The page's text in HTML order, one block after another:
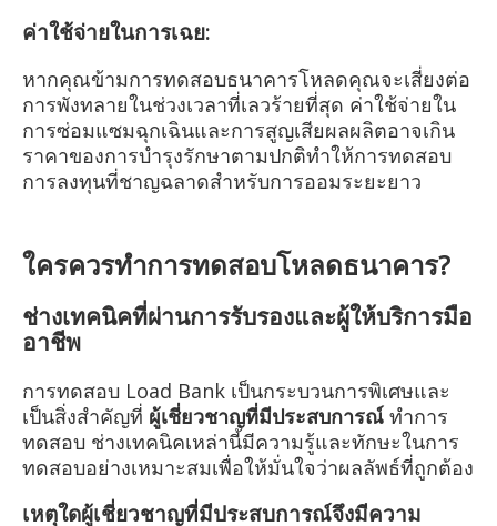
ค่าใช้จ่ายในการเฉย:
หากคุณข้ามการทดสอบธนาคารโหลดคุณจะเสี่ยงต่อ
การพังทลายในช่วงเวลาที่เลวร้ายที่สุด ค่าใช้จ่ายใน
การซ่อมแซมฉุกเฉินและการสูญเสียผลผลิตอาจเกิน
ราคาของการบำรุงรักษาตามปกติทำให้การทดสอบ
การลงทุนที่ชาญฉลาดสำหรับการออมระยะยาว
ใครควรทำการทดสอบโหลดธนาคาร?
ช่างเทคนิคที่ผ่านการรับรองและผู้ให้บริการมือ
อาชีพ
การทดสอบ Load Bank เป็นกระบวนการพิเศษและ
เป็นสิ่งสำคัญที่ ผู้เชี่ยวชาญที่มีประสบการณ์ ทำการ
ทดสอบ ช่างเทคนิคเหล่านี้มีความรู้และทักษะในการ
ทดสอบอย่างเหมาะสมเพื่อให้มั่นใจว่าผลลัพธ์ที่ถูกต้อง
เหตุใดผู้เชี่ยวชาญที่มีประสบการณ์จึงมีความ